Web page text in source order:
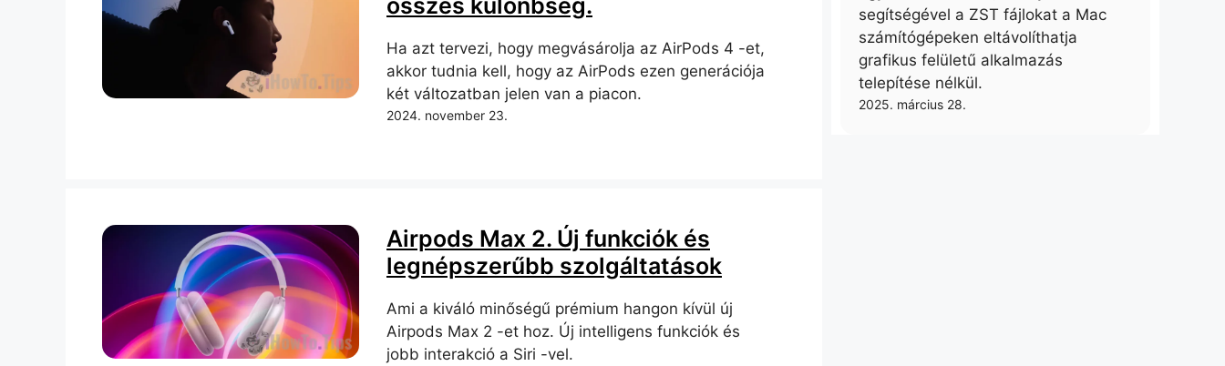
összes különbség.
Ha azt tervezi, hogy megvásárolja az AirPods 4 -et,
akkor tudnia kell, hogy az AirPods ezen generációja
két változatban jelen van a piacon.
2024. november 23.
Airpods Max 2. Új funkciók és
legnépszerűbb szolgáltatások
Ami a kiváló minőségű prémium hangon kívül új
Airpods Max 2 -et hoz. Új intelligens funkciók és
jobb interakció a Siri -vel.
segítségével a ZST fájlokat a Mac
számítógépeken eltávolíthatja
grafikus felületű alkalmazás
telepítése nélkül.
2025. március 28.